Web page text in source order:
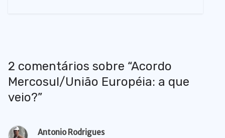
2 comentários sobre “Acordo
Mercosul/União Européia: a que
veio?”
Antonio Rodrigues